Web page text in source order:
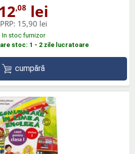
12,08 lei
PRP: 15,90 lei
In stoc furnizor
stoc: 1 - 2 zile lucratoare
cumpără